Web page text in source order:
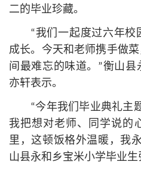
二的毕业珍藏。
“我们一起度过六年校
成长。今天和老师携手做
间最难忘的味道。”衡山
亦轩表示。
“今年我们毕业典礼主
我把想对老师、同学说的
里，这顿饭格外温暖，我
山县永和乡宝米小学毕业生